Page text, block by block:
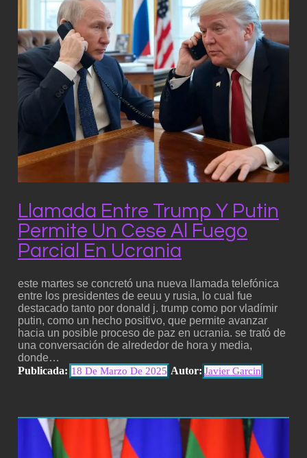
Llamada Entre Trump Y Putin
Permite Un Cese Al Fuego
Parcial En Ucrania
este martes se concretó una nueva llamada telefónica
entre los presidentes de eeuu y rusia, lo cual fue
destacado tanto por donald j. trump como por vladímir
putin, como un hecho positivo, que permite avanzar
hacia un posible proceso de paz en ucrania. se trató de
una conversación de alrededor de hora y media,
donde…
Publicada: 18 De Marzo De 2025 Autor: Javier Garcin